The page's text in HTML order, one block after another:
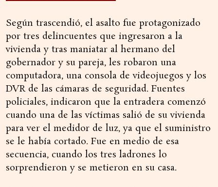
Según trascendió, el asalto fue protagonizado
por tres delincuentes que ingresaron a la
vivienda y tras maniatar al hermano del
gobernador y su pareja, les robaron una
computadora, una consola de videojuegos y los
DVR de las cámaras de seguridad. Fuentes
policiales, indicaron que la entradera comenzó
cuando una de las víctimas salió de su vivienda
para ver el medidor de luz, ya que el suministro
se le había cortado. Fue en medio de esa
secuencia, cuando los tres ladrones lo
sorprendieron y se metieron en su casa.